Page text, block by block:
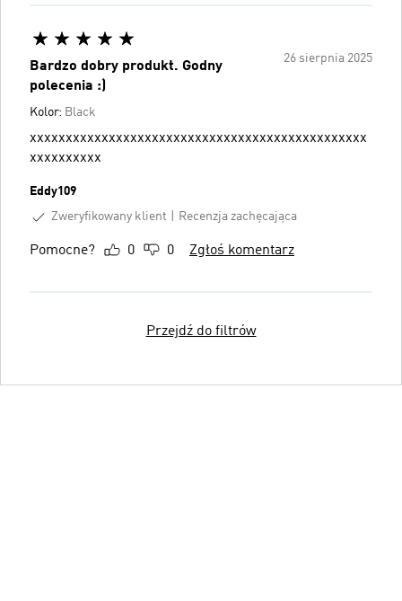
26 sierpnia 2025
Bardzo dobry produkt. Godny
polecenia :)
Kolor: Black
xxxxxxxxxxxxxxxxxxxxxxxxxxxxxxxxxxxxxxxxxxxxxxx
xxxxxxxxxx
Eddy109
Zweryfikowany klient
Recenzja zachęcająca
Pomocne? 0 0 Zgłoś komentarz
Przejdź do filtrów